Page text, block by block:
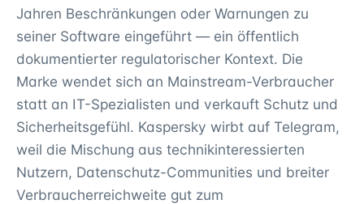
Jahren Beschränkungen oder Warnungen zu
seiner Software eingeführt — ein öffentlich
dokumentierter regulatorischer Kontext. Die
Marke wendet sich an Mainstream-Verbraucher
statt an IT-Spezialisten und verkauft Schutz und
Sicherheitsgefühl. Kaspersky wirbt auf Telegram,
weil die Mischung aus technikinteressierten
Nutzern, Datenschutz-Communities und breiter
Verbraucherreichweite gut zum